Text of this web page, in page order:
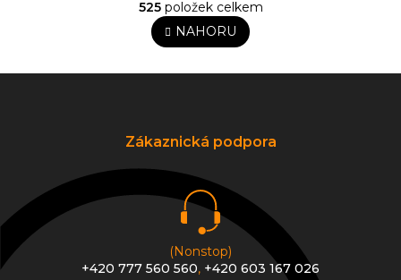
v
l
á
p
r
k
y
ý
p
i
á
n
k
v
525položek celkem
NAHORU
Zákaznická podpora
(Nonstop)
+420 777 560 560, +420 603 167 026